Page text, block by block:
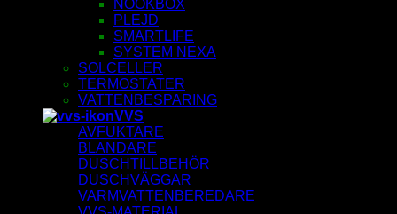
NOOKBOX
PLEJD
SMARTLIFE
SYSTEM NEXA
SOLCELLER
TERMOSTATER
VATTENBESPARING
VVS
AVFUKTARE
BLANDARE
DUSCHTILLBEHÖR
DUSCHVÄGGAR
VARMVATTENBEREDARE